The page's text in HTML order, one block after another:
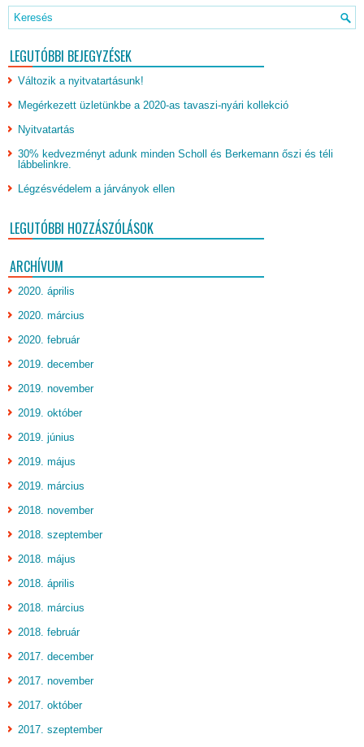
LEGUTÓBBI BEJEGYZÉSEK
Változik a nyitvatartásunk!
Megérkezett üzletünkbe a 2020-as tavaszi-nyári kollekció
Nyitvatartás
30% kedvezményt adunk minden Scholl és Berkemann őszi és téli
lábbelinkre.
Légzésvédelem a járványok ellen
LEGUTÓBBI HOZZÁSZÓLÁSOK
ARCHÍVUM
2020. április
2020. március
2020. február
2019. december
2019. november
2019. október
2019. június
2019. május
2019. március
2018. november
2018. szeptember
2018. május
2018. április
2018. március
2018. február
2017. december
2017. november
2017. október
2017. szeptember